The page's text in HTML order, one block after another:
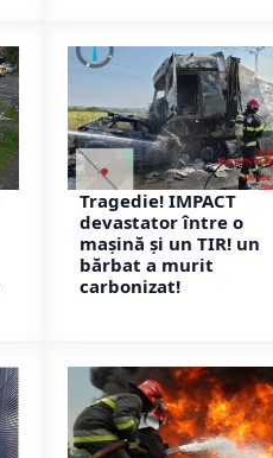
Tragedie! IMPACT
devastator între o
mașină și un TIR! un
bărbat a murit
carbonizat!